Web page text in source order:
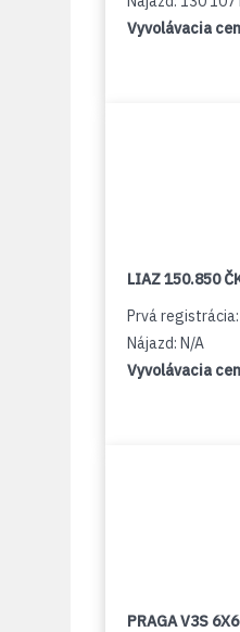
Vyvolávacia
LIAZ 150.850
Prvá
Nájazd: N/A
Vyvolávacia
PRAGA V3S